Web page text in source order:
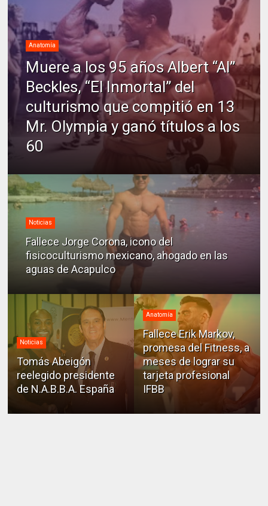
Anatomía
Muere a los 95 años Albert “Al”
Beckles, “El Inmortal” del
culturismo que compitió en 13
Mr. Olympia y ganó títulos a los
60
Noticias
Fallece Jorge Corona, icono del
fisicoculturismo mexicano, ahogado en las
aguas de Acapulco
Noticias
Tomás Abeigón
reelegido presidente
de N.A.B.B.A. España
Anatomía
Fallece Erik Markov,
promesa del Fitness, a
meses de lograr su
tarjeta profesional
IFBB